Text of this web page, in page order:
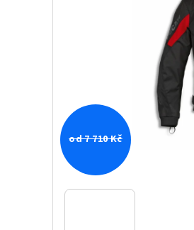
od 7 710 Kč